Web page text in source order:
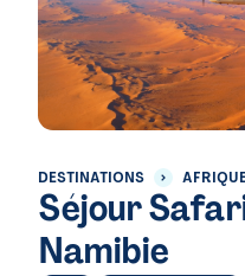
DESTINATIONS
Séjour
Namibie